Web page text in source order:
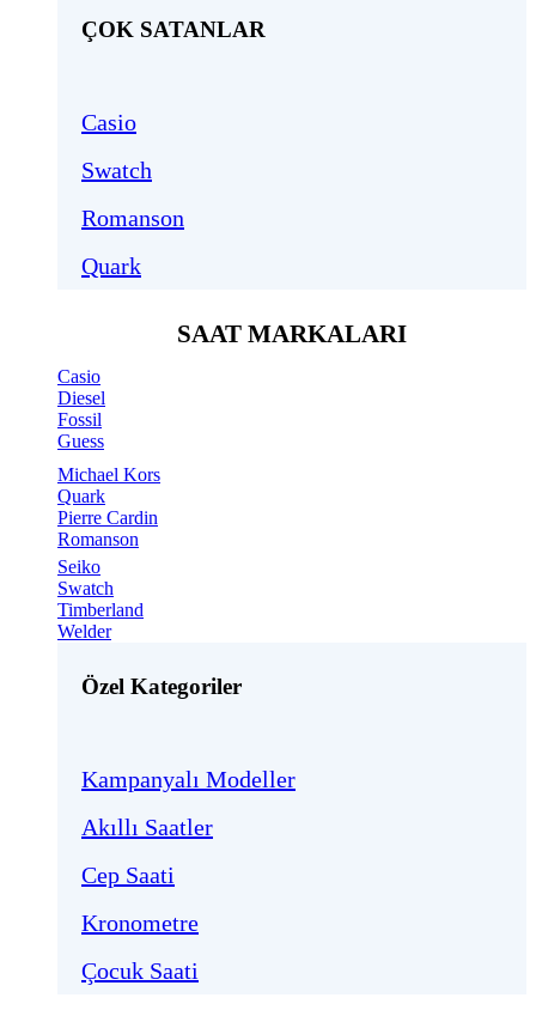
ÇOK SATANLAR
Casio
Swatch
Romanson
Quark
SAAT MARKALARI
Casio
Diesel
Fossil
Guess
Michael Kors
Quark
Pierre Cardin
Romanson
Seiko
Swatch
Timberland
Welder
Özel Kategoriler
Kampanyalı Modeller
Akıllı Saatler
Cep Saati
Kronometre
Çocuk Saati